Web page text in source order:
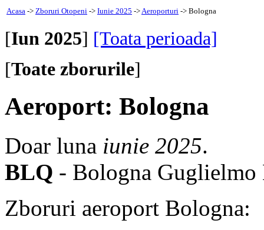
Acasa -> Zboruri Otopeni -> Iunie 2025 ->Aeroporturi -> Bologna
[Iun 2025] [Toata perioada]
[Toate zborurile]
Aeroport: Bologna
Doar luna iunie 2025.
BLQ - Bologna
Zboruri aeroport Bologna: